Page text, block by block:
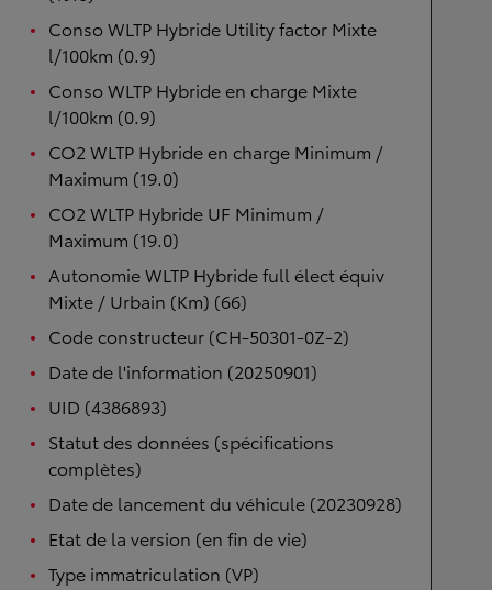
Conso WLTP Hybride Utility factor Mixte
l/100km (0.9)
Conso WLTP Hybride en charge Mixte
l/100km (0.9)
CO2 WLTP Hybride en charge Minimum /
Maximum (19.0)
CO2 WLTP Hybride UF Minimum /
Maximum (19.0)
Autonomie WLTP Hybride full élect équiv
Mixte / Urbain (Km) (66)
Code constructeur (CH-50301-0Z-2)
Date de l'information (20250901)
UID (4386893)
Statut des données (spécifications
complètes)
Date de lancement du véhicule (20230928)
Etat de la version (en fin de vie)
Type immatriculation (VP)